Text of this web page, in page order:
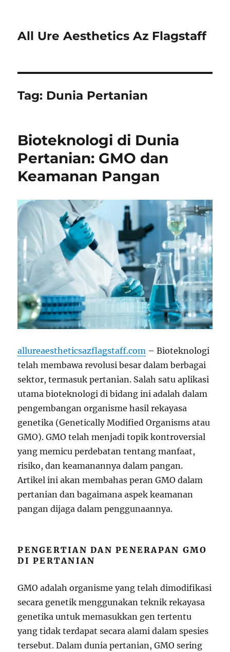
All Ure Aesthetics Az Flagstaff
Tag: Dunia Pertanian
Bioteknologi di Dunia
Pertanian: GMO dan
Keamanan Pangan
allureaestheticsazflagstaff.com – Bioteknologi
telah membawa revolusi besar dalam berbagai
sektor, termasuk pertanian. Salah satu aplikasi
utama bioteknologi di bidang ini adalah dalam
pengembangan organisme hasil rekayasa
genetika (Genetically Modified Organisms atau
GMO). GMO telah menjadi topik kontroversial
yang memicu perdebatan tentang manfaat,
risiko, dan keamanannya dalam pangan.
Artikel ini akan membahas peran GMO dalam
pertanian dan bagaimana aspek keamanan
pangan dijaga dalam penggunaannya.
PENGERTIAN DAN PENERAPAN GMO
DI PERTANIAN
GMO adalah organisme yang telah dimodifikasi
secara genetik menggunakan teknik rekayasa
genetika untuk memasukkan gen tertentu
yang tidak terdapat secara alami dalam spesies
tersebut. Dalam dunia pertanian, GMO sering